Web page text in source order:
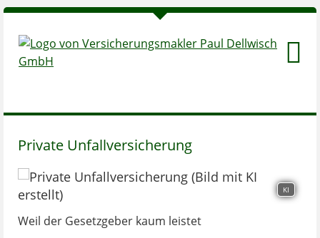
Private Unfallversicherung
KI
Weil der Gesetzgeber kaum leistet